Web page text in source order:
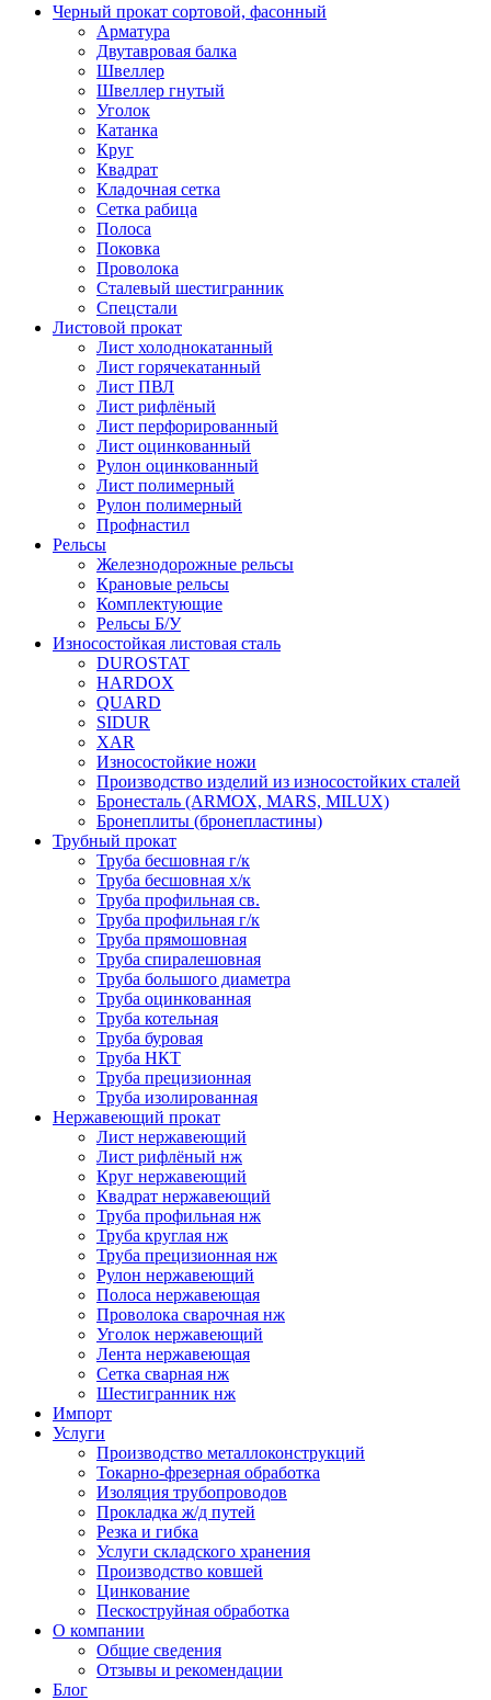
Черный прокат сортовой, фасонный
Арматура
Двутавровая балка
Швеллер
Швеллер гнутый
Уголок
Катанка
Круг
Квадрат
Кладочная сетка
Сетка рабица
Полоса
Поковка
Проволока
Сталевый шестигранник
Спецстали
Листовой прокат
Лист холоднокатанный
Лист горячекатанный
Лист ПВЛ
Лист рифлёный
Лист перфорированный
Лист оцинкованный
Рулон оцинкованный
Лист полимерный
Рулон полимерный
Профнастил
Рельсы
Железнодорожные рельсы
Крановые рельсы
Комплектующие
Рельсы Б/У
Износостойкая листовая сталь
DUROSTAT
HARDOX
QUARD
SIDUR
XAR
Износостойкие ножи
Производство изделий из износостойких сталей
Бронесталь (ARMOX, MARS, MILUX)
Бронеплиты (бронепластины)
Трубный прокат
Труба бесшовная г/к
Труба бесшовная х/к
Труба профильная св.
Труба профильная г/к
Труба прямошовная
Труба спиралешовная
Труба большого диаметра
Труба оцинкованная
Труба котельная
Труба буровая
Труба НКТ
Труба прецизионная
Труба изолированная
Нержавеющий прокат
Лист нержавеющий
Лист рифлёный нж
Круг нержавеющий
Квадрат нержавеющий
Труба профильная нж
Труба круглая нж
Труба прецизионная нж
Рулон нержавеющий
Полоса нержавеющая
Проволока сварочная нж
Уголок нержавеющий
Лента нержавеющая
Сетка сварная нж
Шестигранник нж
Импорт
Услуги
Производство металлоконструкций
Токарно-фрезерная обработка
Изоляция трубопроводов
Прокладка ж/д путей
Резка и гибка
Услуги складского хранения
Производство ковшей
Цинкование
Пескоструйная обработка
О компании
Общие сведения
Отзывы и рекомендации
Блог